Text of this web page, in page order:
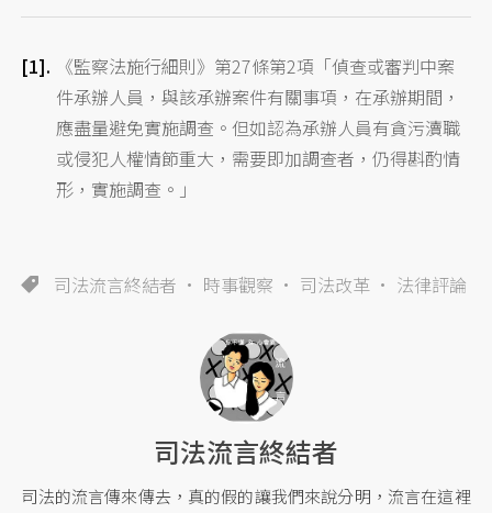
《監察法施行細則》第27條第2項「偵查或審判中案
件承辦人員，與該承辦案件有關事項，在承辦期間，
應盡量避免實施調查。但如認為承辦人員有貪污瀆職
或侵犯人權情節重大，需要即加調查者，仍得斟酌情
形，實施調查。」
司法流言終結者 時事觀察 司法改革 法律評論
司法流言終結者
司法的流言傳來傳去，真的假的讓我們來說分明，流言在這裡